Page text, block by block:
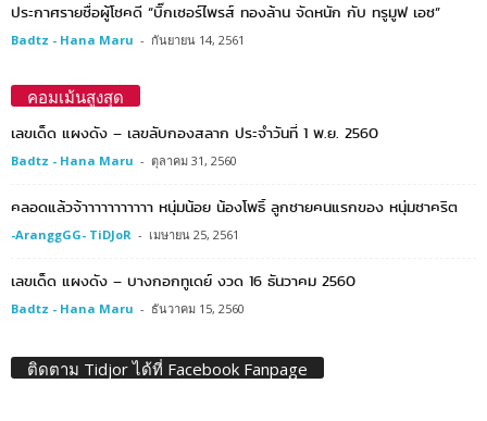
ประกาศรายชื่อผู้โชคดี “บิ๊กเซอร์ไพรส์ ทองล้าน จัดหนัก กับ ทรูมูฟ เอช”
Badtz - Hana Maru - กันยายน 14, 2561
คอมเม้นสูงสุด
เลขเด็ด แผงดัง – เลขลับกองสลาก ประจำวันที่ 1 พ.ย. 2560
Badtz - Hana Maru - ตุลาคม 31, 2560
คลอดแล้วจ้าาาาาาาาาาา หนุ่มน้อย น้องโพธิ์ ลูกชายคนแรกของ หนุ่มชาคริต
-AranggGG- TiDJoR - เมษายน 25, 2561
เลขเด็ด แผงดัง – บางกอกทูเดย์ งวด 16 ธันวาคม 2560
Badtz - Hana Maru - ธันวาคม 15, 2560
ติดตาม Tidjor ได้ที่ Facebook Fanpage